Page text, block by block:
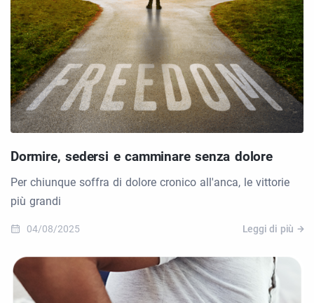
Dormire, sedersi e camminare senza dolore
Per chiunque soffra di dolore cronico all'anca, le vittorie
più grandi
04/08/2025 Leggi di più